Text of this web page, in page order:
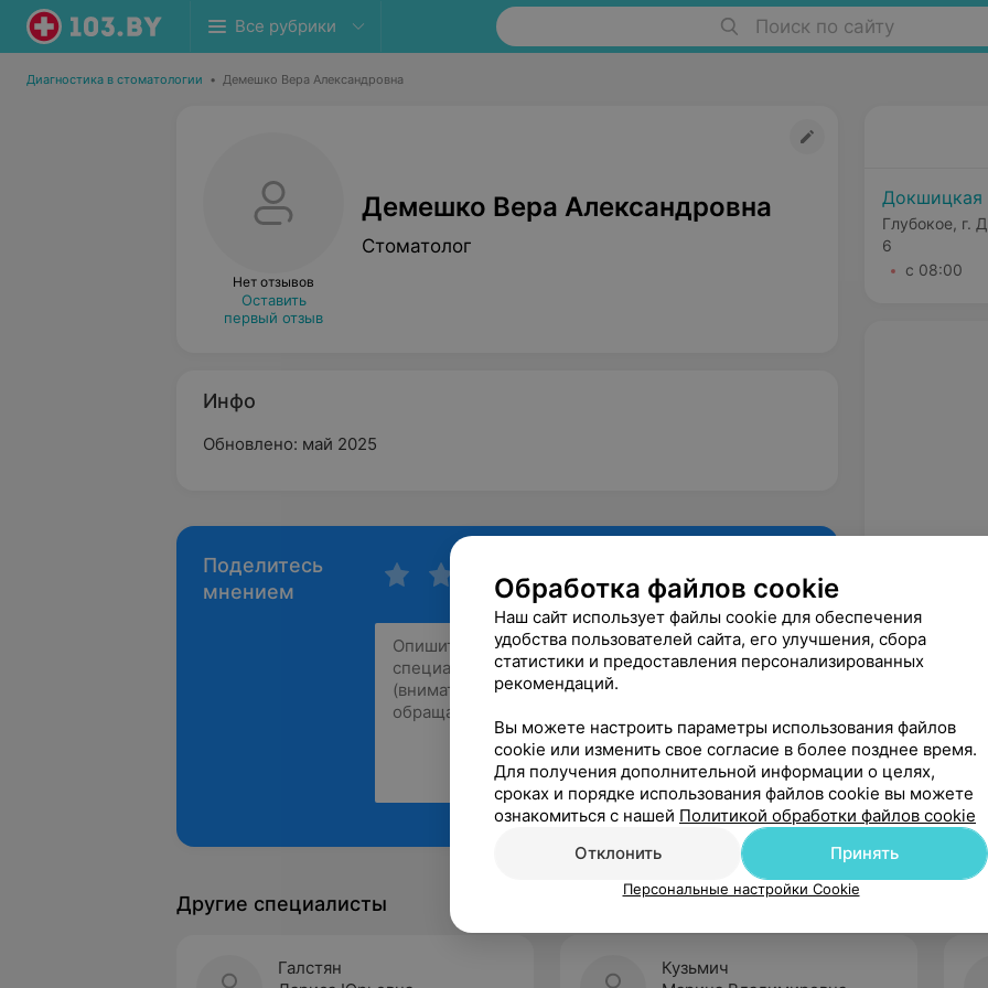
Все рубрики Поиск по сайту
Диагностика в стоматологии • Демешко Вера Александровна
Нет отзывов
Оставить
первый отзыв
Демешко Вера Александровна
Стоматолог
Инфо
Обновлено: май 2025
Поделитесь
мнением
Рекомендую
Докшицкая
Глубокое, г.
6
с 08:00
Другие специалисты
Галстян
Кузьмич
Обработка файлов cookie
Наш сайт использует файлы cookie для обеспечения
удобства пользователей сайта, его улучшения, сбора
статистики и предоставления персонализированных
рекомендаций.
Вы можете настроить параметры использования файлов
cookie или изменить свое согласие в более позднее время.
Для получения дополнительной информации о целях,
сроках и порядке использования файлов cookie вы можете
ознакомиться с нашей Политикой обработки файлов cookie
Отклонить
Принять
Персональные настройки Cookie